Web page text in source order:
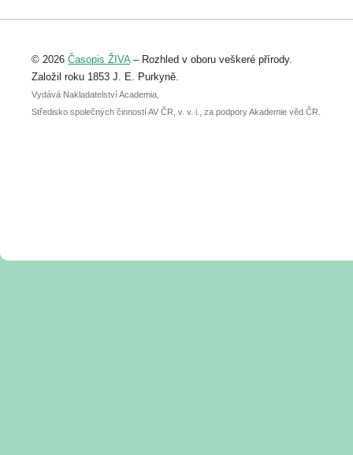
Registrovat se můžete do 6. září.
abstraktu přihlášené přednášky nebo
posteru je už 30. června.
© 2026 Časopis ŽIVA– Rozhled v oboru veškeré přírody.
Založil roku 1853 J. E. Purkyně.
Vydává Nakladatelství Academia,
Středisko společných činností AV ČR, v. v. i., za podpory Akademie věd ČR.